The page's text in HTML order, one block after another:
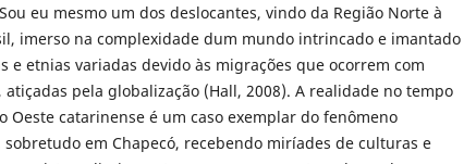
eu mesmo um dos deslocantes, vindo da Região Norte à
imerso na complexidade dum mundo intrincado e imantado
e etnias variadas devido às migrações que ocorrem com
atiçadas pela globalização (Hall, 2008). A realidade no tempo
Oeste catarinense é um caso exemplar do fenômeno
em Chapecó, recebendo miríades de culturas e